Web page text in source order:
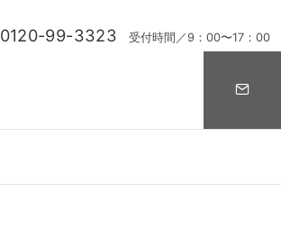
0120-99-3323 受付時間／9：00〜17：00